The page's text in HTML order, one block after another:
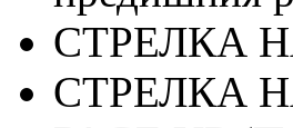
СТРЕЛКА
СТРЕЛКА